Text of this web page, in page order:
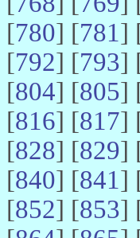
[780] [781]
[792] [793]
[804] [805]
[816] [817]
[828] [829]
[840] [841]
[852] [853]